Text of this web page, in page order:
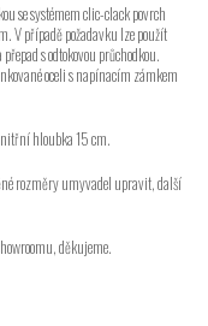
se systémem clic-clack povrch
V případě požadavku lze použít
s odtokovou průchodkou.
oceli s napínacím zámkem
hloubka 15 cm.
rozměry umyvadel upravit, další
děkujeme.